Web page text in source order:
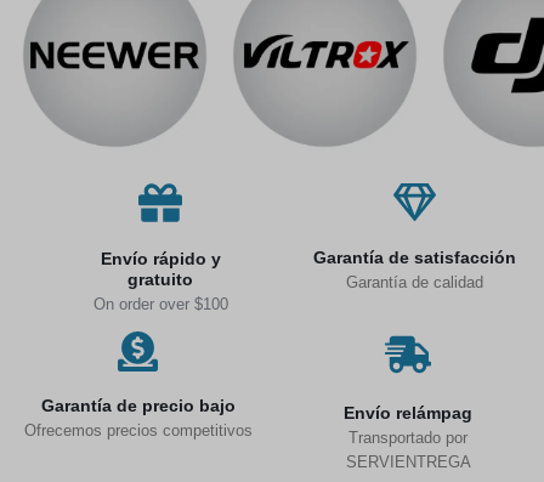
Envío rápido y
gratuito
On order over $100
Garantía de satisfacción
Garantía de calidad
Garantía de precio bajo
Ofrecemos precios competitivos
Envío relámpag
Transportado por
SERVIENTREGA